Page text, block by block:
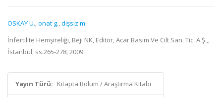
OSKAY Ü.,onat g.,dişsiz m.
İnfertilite Hemşireliği, Beji NK, Editör, Acar Basım Ve Cilt San. Tic. A.Ş.,,
İstanbul, ss.265-278, 2009
Yayın Türü: Kitapta Bölüm / Araştırma Kitabı